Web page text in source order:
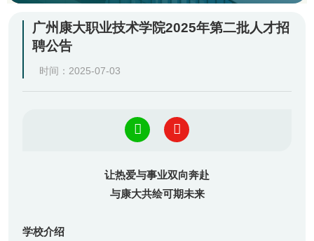
广州康大职业技术学院2025年第二批人才招
聘公告
时间：2025-07-03
让热爱与事业双向奔赴
与康大共绘可期未来
学校介绍